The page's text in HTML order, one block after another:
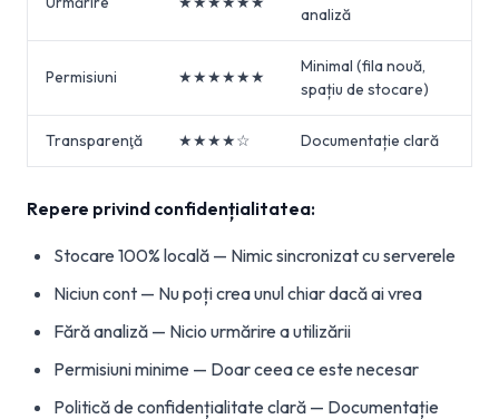
analiză
Permisiuni ★★★★★★
Minimal (fila nouă,
spațiu de stocare)
Transparenţă ★★★★☆ Documentație clară
Repere privind confidențialitatea:
Stocare 100% locală — Nimic sincronizat cu serverele
Niciun cont — Nu poți crea unul chiar dacă ai vrea
Fără analiză — Nicio urmărire a utilizării
Permisiuni minime — Doar ceea ce este necesar
Politică de confidențialitate clară — Documentație